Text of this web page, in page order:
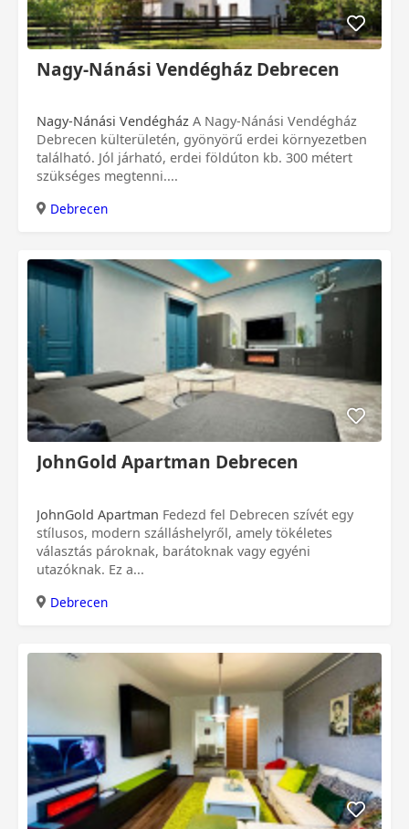
Nagy-Nánási Vendégház Debrecen
Nagy-Nánási Vendégház
Debrecen külterületén, gyönyörű erdei környezetben
található. Jól járható, erdei földúton kb. 300 métert
szükséges megtenni....
Debrecen
JohnGold Apartman Debrecen
JohnGold Apartman
stílusos, modern szálláshelyről, amely tökéletes
választás pároknak, barátoknak vagy egyéni
utazóknak. Ez a...
Debrecen